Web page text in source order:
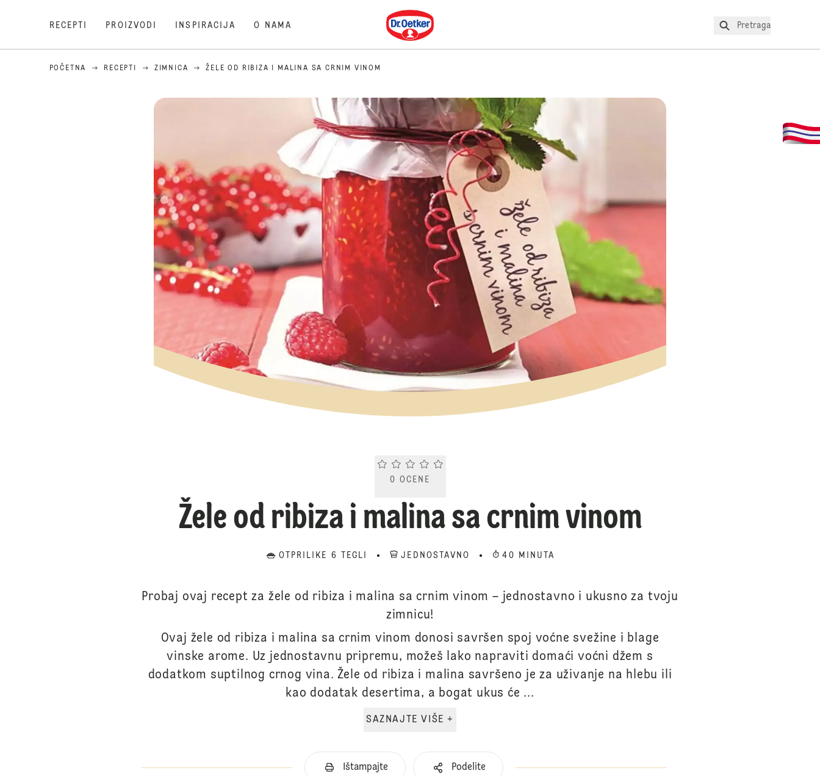
RECEPTI PROIZVODI INSPIRACIJA O NAMA
Dr. Oetker
Pretraga
POČETNA RECEPTI ZIMNICA ŽELE OD RIBIZA I MALINA SA CRNIM VINOM
Current rating 0.0. Click to rate.
0 OCENE
Žele od ribiza i malina sa crnim vinom
OTPRILIKE 6 TEGLI JEDNOSTAVNO 40 MINUTA
Probaj ovaj recept za žele od ribiza i malina sa crnim vinom – jednostavno i ukusno za tvoju
zimnicu!
Ovaj žele od ribiza i malina sa crnim vinom donosi savršen spoj voćne svežine i blage
vinske arome. Uz jednostavnu pripremu, možeš lako napraviti domaći voćni džem s
dodatkom suptilnog crnog vina. Žele od ribiza i malina savršeno je za uživanje na hlebu ili
kao dodatak desertima, a bogat ukus će ...
SAZNAJTE VIŠE +
Ištampajte Podelite